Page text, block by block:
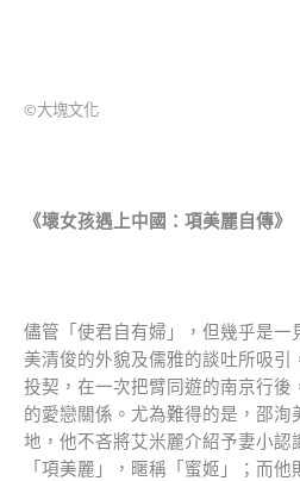
©大塊文化
《壞女孩遇上中國：項美麗自傳》
儘管「使君自有婦」，但幾乎是一
美清俊的外貌及儒雅的談吐所吸引
投契，在一次把臂同遊的南京行後
的愛戀關係。尤為難得的是，邵洵
地，他不吝將艾米麗介紹予妻小認
「項美麗」，暱稱「蜜姬」；而